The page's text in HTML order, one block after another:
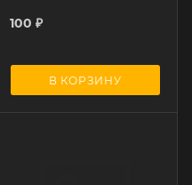
100 ₽
В КОРЗИНУ